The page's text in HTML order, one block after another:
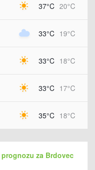
37°C 20°C
33°C 19°C
33°C 18°C
33°C 17°C
35°C 18°C
za Brdovec